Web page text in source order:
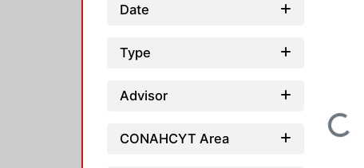
Date
Type
Advisor
CONAHCYT Area Loading...